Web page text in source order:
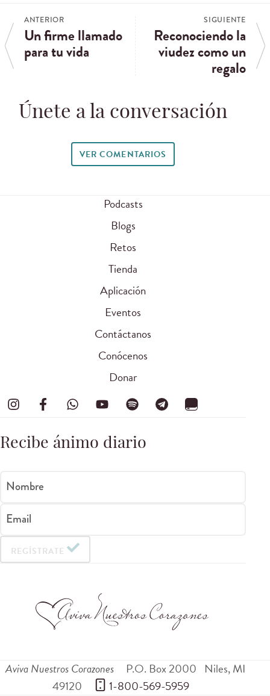
ANTERIOR
Un firme llamado
para tu vida
SIGUIENTE
Reconociendo la
viudez como un
regalo
Únete a la conversación
VER COMENTARIOS
Podcasts
Blogs
Retos
Tienda
Aplicación
Eventos
Contáctanos
Conócenos
Donar
Recibe ánimo diario
Nombre
Email
REGÍSTRATE
Aviva Nuestros Corazones P.O. Box 2000 Niles,MI
49120
1-800-569-5959